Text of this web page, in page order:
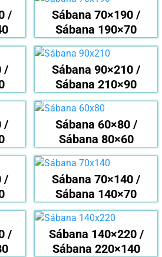
/
Sábana 70×190 /
Sábana 190×70
/
Sábana 90×210 /
Sábana 210×90
/
Sábana 60×80 /
Sábana 80×60
/
Sábana 70×140 /
Sábana 140×70
/
Sábana 140×220 /
Sábana 220×140